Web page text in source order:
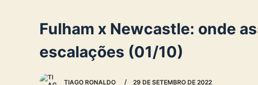
Fulham x Newcastle: onde
escalações (01/10)
TIAGO RONALDO 29 DE SETEMBRO DE 2022